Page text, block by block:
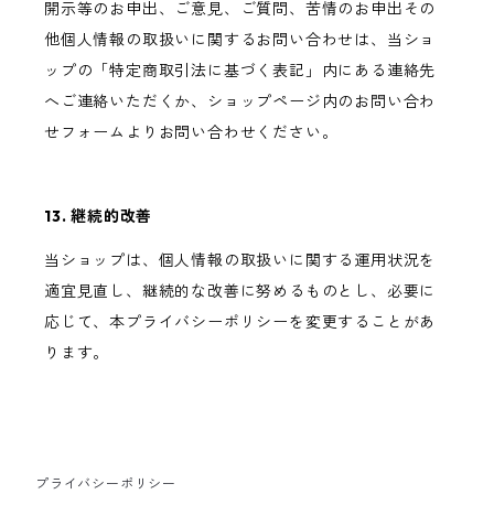
開示等のお申出、ご意見、ご質問、苦情のお申出その
他個人情報の取扱いに関するお問い合わせは、当ショ
ップの「特定商取引法に基づく表記」内にある連絡先
へご連絡いただくか、ショップページ内のお問い合わ
せフォームよりお問い合わせください。
13. 継続的改善
当ショップは、個人情報の取扱いに関する運用状況を
適宜見直し、継続的な改善に努めるものとし、必要に
応じて、本プライバシーポリシーを変更することがあ
ります。
プライバシーポリシー